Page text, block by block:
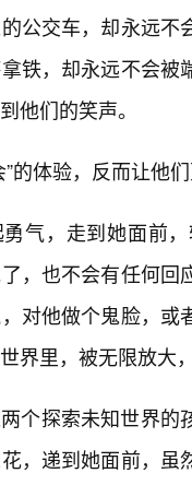
公交车，却永远
铁，却永远不会
他们的笑声。
的体验，反而让他
气，走到她面前
，也不会有任何
对他做个鬼脸，
界里，被无限放大
个探索未知世界的
，递到她面前，